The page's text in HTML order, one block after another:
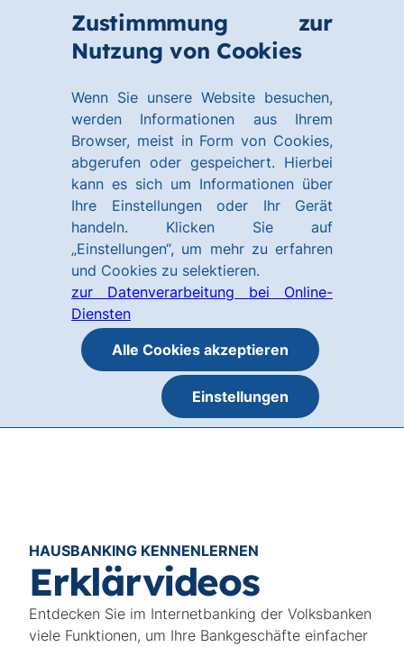
Zustimmmung zur
Nutzung von Cookies
Wenn Sie unsere Website besuchen,
werden Informationen aus Ihrem
Browser, meist in Form von Cookies,
abgerufen oder gespeichert. Hierbei
kann es sich um Informationen über
Ihre Einstellungen oder Ihr Gerät
handeln. Klicken Sie auf
„Einstellungen“, um mehr zu erfahren
und Cookies zu selektieren.
zur Datenverarbeitung bei Online-
Diensten
Alle Cookies akzeptieren
Einstellungen
Hauptinhalt
HAUSBANKING KENNENLERNEN
Erklärvideos
Entdecken Sie im Internetbanking der Volksbanken
viele Funktionen, um Ihre Bankgeschäfte einfacher